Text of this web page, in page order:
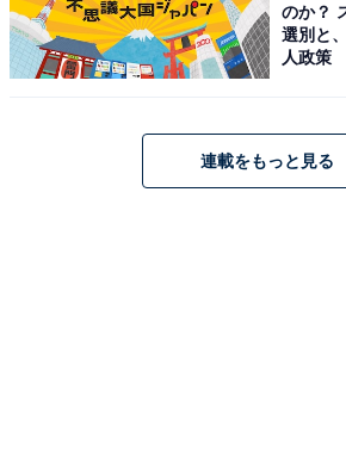
グされて、見た目にも華やかな1杯
だきましょう！
フルーツがGYU！と詰まった爽
のか？
選別と
人政策
連載をもっと見る